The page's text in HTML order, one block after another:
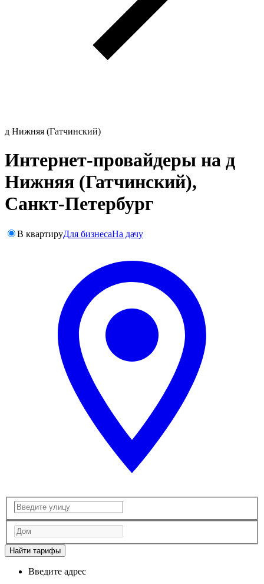
д Нижняя (Гатчинский)
Интернет-провайдеры на д
Нижняя (Гатчинский),
Санкт-Петербург
В квартируДля бизнесаНа дачу
Найти тарифы
Введите адрес